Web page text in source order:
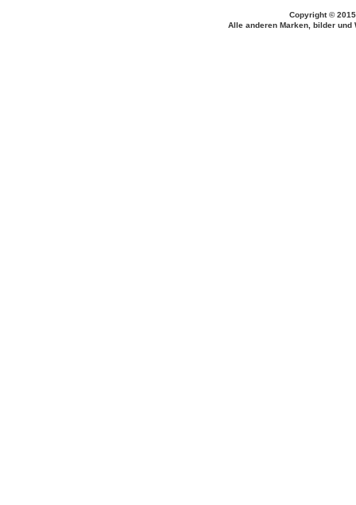
Copyright ©
Alle anderen Marken, bilder und